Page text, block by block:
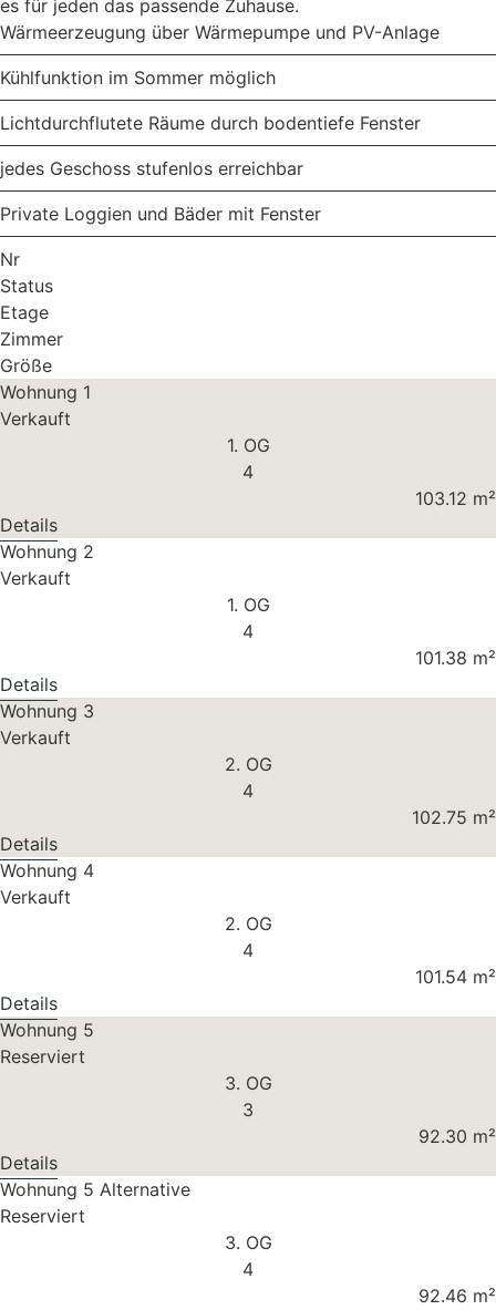
es für jeden das passende Zuhause.
Wärmeerzeugung über Wärmepumpe und PV-Anlage
Kühlfunktion im Sommer möglich
Lichtdurchflutete Räume durch bodentiefe Fenster
jedes Geschoss stufenlos erreichbar
Private Loggien und Bäder mit Fenster
Nr
Status
Etage
Zimmer
Größe
Wohnung 1
Verkauft
1. OG
4
103.12 m²
Details
Wohnung 2
Verkauft
1. OG
4
101.38 m²
Details
Wohnung 3
Verkauft
2. OG
4
102.75 m²
Details
Wohnung 4
Verkauft
2. OG
4
101.54 m²
Details
Wohnung 5
Reserviert
3. OG
3
92.30 m²
Details
Wohnung 5 Alternative
Reserviert
3. OG
4
92.46 m²